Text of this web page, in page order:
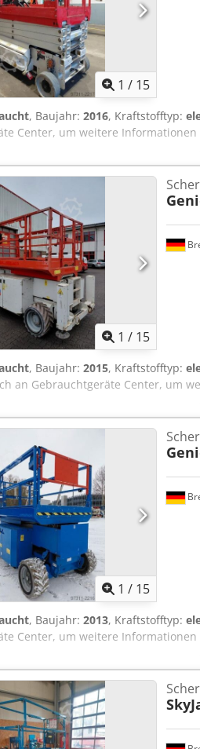
1 / 15
, Baujahr: 2016, Kraftstofftyp:
Center, um weitere Informationen
1 / 15
, Baujahr: 2015, Kraftstofftyp:
an Gebrauchtgeräte Center, um
1 / 15
, Baujahr: 2013, Kraftstofftyp:
Center, um weitere